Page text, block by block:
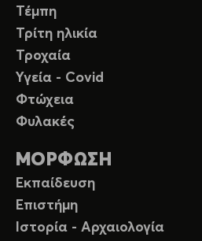
Τέμπη
Τρίτη ηλικία
Τροχαία
Υγεία - Covid
Φτώχεια
Φυλακές
ΜΟΡΦΩΣΗ
Εκπαίδευση
Επιστήμη
Ιστορία - Αρχαιολογία